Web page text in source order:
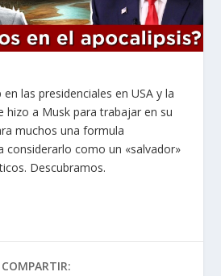
las presidenciales en USA y la
hizo a Musk para trabajar en su
muchos una formula
considerarlo como un «salvador»
Descubramos.
COMPARTIR: